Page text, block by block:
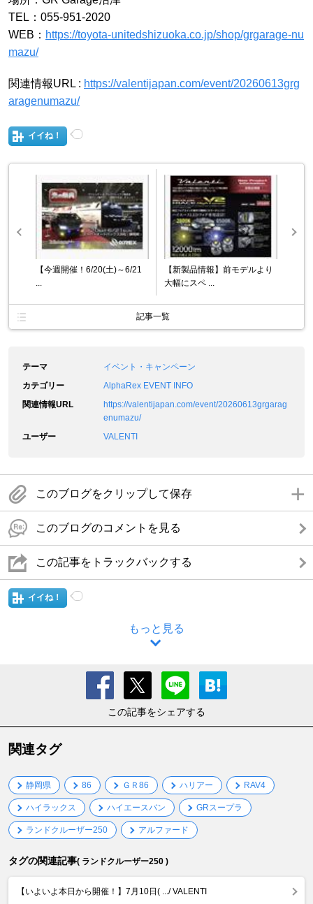
TEL：055-951-2020
WEB： https://toyota-unitedshizuoka.co.jp/shop/grgarage-nu
mazu/
関連情報URL : https://valentijapan.com/event/20260613grg
aragenumazu/
イイね！
【今週開催！6/20(土)～6/21
...
【新製品情報】前モデルより
大幅にスペ ...
記事一覧
テーマ
イベント・キャンペーン
カテゴリー
AlphaRex EVENT INFO
関連情報URL
https://valentijapan.com/event/20260613grgarag
enumazu/
ユーザー
VALENTI
このブログをクリップして保存
このブログのコメントを見る
この記事をトラックバックする
イイね！
もっと見る
この記事をシェアする
関連タグ
静岡県 86 ＧＲ86 ハリアー RAV4
ハイラックス ハイエースバン GRスープラ
ランドクルーザー250 アルファード
タグの関連記事( ランドクルーザー250 )
【いよいよ本日から開催！】7月10日( .../ VALENTI